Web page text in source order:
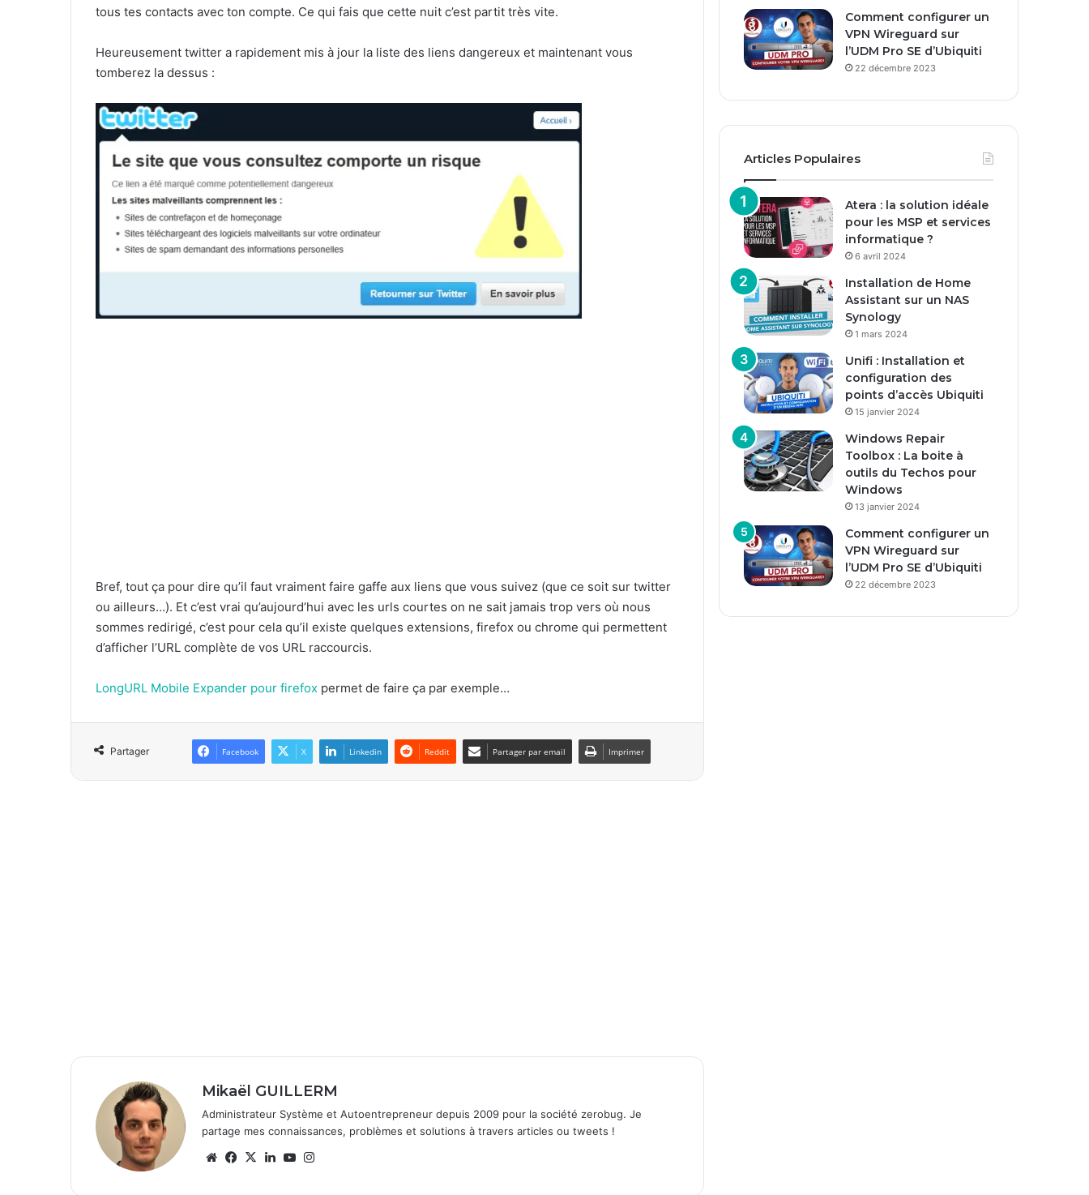
tous tes contacts avec ton compte. Ce qui fais que cette nuit c’est partit très vite.
Heureusement twitter a rapidement mis à jour la liste des liens dangereux et maintenant vous
tomberez la dessus :
Bref, tout ça pour dire qu’il faut vraiment faire gaffe aux liens que vous suivez (que ce soit sur twitter
ou ailleurs…). Et c’est vrai qu’aujourd’hui avec les urls courtes on ne sait jamais trop vers où nous
sommes redirigé, c’est pour cela qu’il existe quelques extensions, firefox ou chrome qui permettent
d’afficher l’URL complète de vos URL raccourcis.
LongURL Mobile Expander pour firefox permet de faire ça par exemple…
Partager Facebook X Linkedin Reddit Partager par email Imprimer
Mikaël GUILLERM
Administrateur Système et Autoentrepreneur depuis 2009 pour la société zerobug. Je
partage mes connaissances, problèmes et solutions à travers articles ou tweets !
We Fa
X
Lin Yo
Comment configurer un
VPN Wireguard sur
l’UDM Pro SE d’Ubiquiti
22 décembre 2023
Articles Populaires
Atera : la solution idéale
pour les MSP et services
informatique ?
6 avril 2024
Installation de Home
Assistant sur un NAS
Synology
1 mars 2024
Unifi : Installation et
configuration des
points d’accès Ubiquiti
15 janvier 2024
Windows Repair
Toolbox : La boite à
outils du Techos pour
Windows
13 janvier 2024
Comment configurer un
VPN Wireguard sur
l’UDM Pro SE d’Ubiquiti
22 décembre 2023